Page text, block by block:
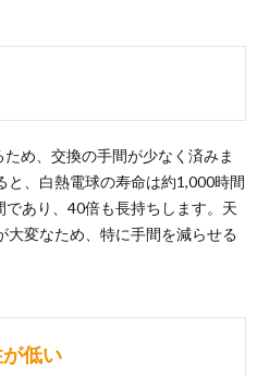
め、交換の手間が少なく済みま
、白熱電球の寿命は約1,000時間
あり、40倍も長持ちします。天
変なため、特に手間を減らせる
低い